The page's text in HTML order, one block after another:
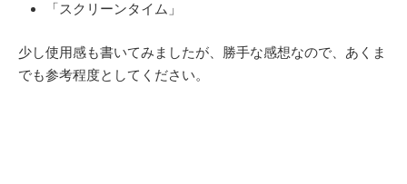
「スクリーンタイム」
少し使用感も書いてみましたが、勝手な感想なので、あくま
でも参考程度としてください。